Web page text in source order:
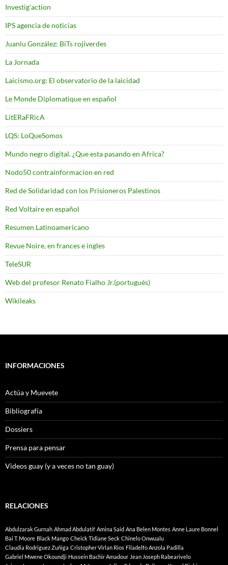
Investig'action
IPS agencia de noticias
Juanlu González: BiTs rojiverdes
La Jornada
Laicismo.org: El observatorio de la laicidad
Le Monde Diplomatique en español
LitERaFRicA
LQS: LoQueSomos
Mundo negro digital. ¿Que esta pasando en Africa?
Nodo50 contrainformacion en red
Red de Solidaridad con los Prisioneros Palestinos
Red Voltaire en español
Resumen Latinoamericano
Revue Noire, en frances e ingles
TeleSUR
Web del profesor Renato Fialho Jr.(portugués)
Wikileaks
INFORMACIONES
Actúa y Muevete
Bibliografía
Dossiers
Prensa para pensar
Videos guay (y a veces no tan guay)
RELACIONES
Abdulzarak Gurnah Ahmad Abdulatif Amina Said Ana Belen Montes Anne Laure Bonnel
Bai T. Moore Black Mango Cheick Tidiane Seck Chinelo Onwualu
Claudia Rodriguez Zuñiga Cristopher Virlan Rios Filadelfo Anzola Padilla
Gabriel Mwene Okoundji Hussein Bachir Amadour Jean Joseph Rabearivelo